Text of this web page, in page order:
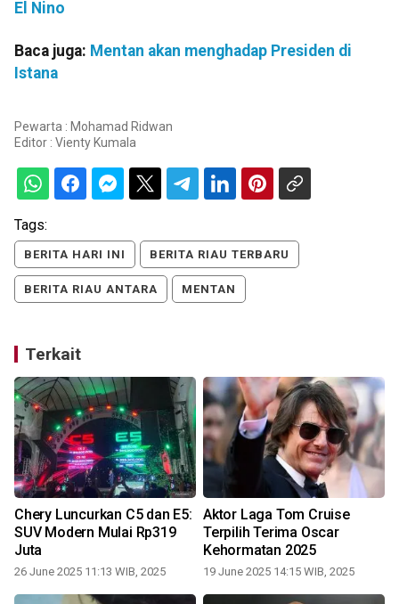
El Nino
Baca juga: Mentan akan menghadap Presiden di
Istana
Pewarta : Mohamad Ridwan
Editor : Vienty Kumala
Tags:
BERITA HARI INI BERITA RIAU TERBARU
BERITA RIAU ANTARA MENTAN
Terkait
Chery Luncurkan C5 dan E5:
SUV Modern Mulai Rp319
Juta
26 June 2025 11:13 WIB, 2025
Aktor Laga Tom Cruise
Terpilih Terima Oscar
Kehormatan 2025
19 June 2025 14:15 WIB, 2025